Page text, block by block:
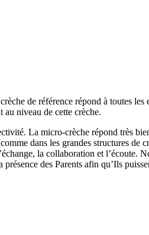
de référence répond à toutes
au niveau de cette crèche.
La micro-crèche répond très
dans les grandes structures de
la collaboration et l’écoute.
des Parents afin qu’Ils